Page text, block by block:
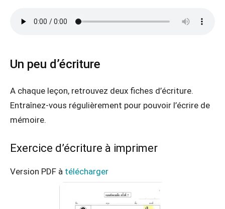
Un peu d’écriture
A chaque leçon, retrouvez deux fiches d’écriture.
Entraînez-vous régulièrement pour pouvoir l’écrire de
mémoire.
Exercice d’écriture à imprimer
Version PDF à télécharger